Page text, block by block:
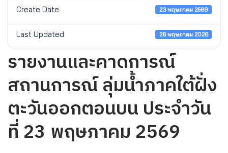
Create Date 23 พฤษภาคม 2569
Last Updated 26 พฤษภาคม 2026
รายงานและคาดการณ์
สถานการณ์ ลุ่มน้ำภาคใต้ฝั่ง
ตะวันออกตอนบน ประจำวัน
ที่ 23 พฤษภาคม 2569